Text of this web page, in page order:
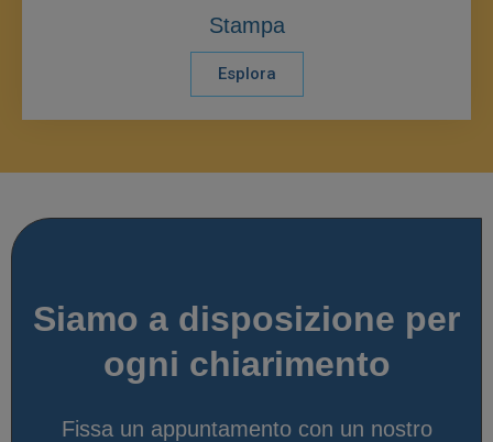
Stampa
Esplora
Siamo a disposizione per
ogni chiarimento
Fissa un appuntamento con un nostro